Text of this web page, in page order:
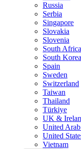
Russia
Serbia
Singapore
Slovakia
Slovenia
South Africa
South Korea
Spain
Sweden
Switzerland
Taiwan
Thailand
Türkiye
UK &
United
United
Vietnam